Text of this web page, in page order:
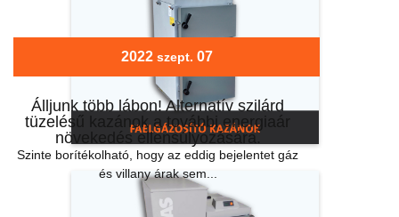
2022 szept. 07
Álljunk több lábon! Alternatív szilárd
tüzelésű kazánok a további energiaár
növekedés ellensúlyozására.
Szinte borítékolható, hogy az eddig bejelentet gáz
és villany árak sem...